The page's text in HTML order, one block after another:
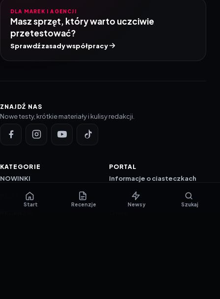
DLA MAREK I AGENCJI
Masz sprzęt, który warto uczciwie
przetestować?
Sprawdź zasady współpracy
ZNAJDŹ NAS
Nowe testy, krótkie materiały i kulisy redakcji.
KATEGORIE
NOWINKI
PORADNIKI
PORTAL
Informacje o ciasteczkach
Polityka prywatności
Start Recenzje Newsy Szukaj